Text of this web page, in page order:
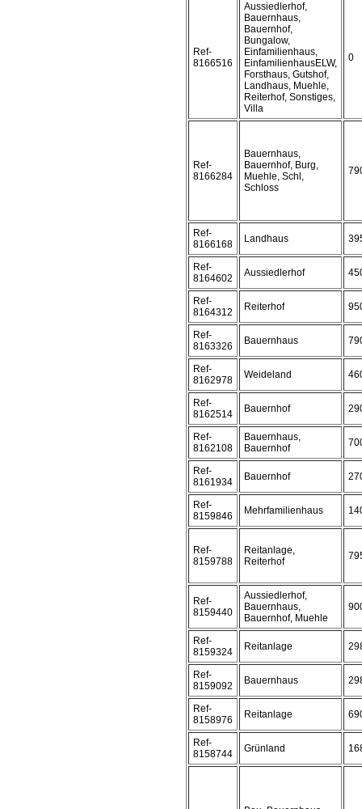
Ref-
8166516
Aussiedlerhof,
Bauernhaus,
Bauernhof,
Bungalow,
Einfamilienhaus,
EinfamilienhausELW,
Forsthaus, Gutshof,
Landhaus, Muehle,
Reiterhof, Sonstiges,
Villa
0
Ref-
8166284
Bauernhaus,
Bauernhof, Burg,
Muehle, Schl,
Schloss
Ref-
8166168
Landhaus
Ref-
8164602
Aussiedlerhof
Ref-
8164312
Reiterhof
Ref-
8163326
Bauernhaus
Ref-
8162978
Weideland
Ref-
8162514
Bauernhof
Ref-
8162108
Bauernhaus,
Bauernhof
Ref-
8161934
Bauernhof
Ref-
8159846
Mehrfamilienhaus
Ref-
8159788
Reitanlage,
Reiterhof
Ref-
8159440
Aussiedlerhof,
Bauernhaus,
Bauernhof, Muehle
Ref-
8159324
Reitanlage
Ref-
8159092
Bauernhaus
Ref-
8158976
Reitanlage
Ref-
8158744
Grünland